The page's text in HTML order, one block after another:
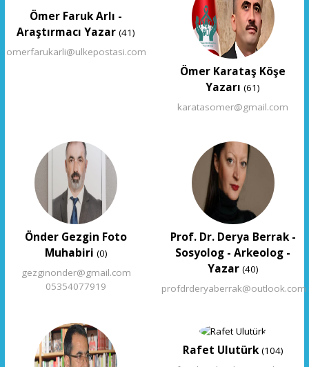
Ömer Faruk Arlı -
Araştırmacı Yazar (41)
omerfarukarli@ulkepostasi.com
Ömer Karataş Köşe
Yazarı (61)
karatasomer@gmail.com
Önder Gezgin Foto
Muhabiri (0)
gezginonder@gmail.com
05354077919
Prof. Dr. Derya Berrak -
Sosyolog - Arkeolog -
Yazar(40)
profdrderyaberrak@outlook.com
Rafet Ulutürk(104)